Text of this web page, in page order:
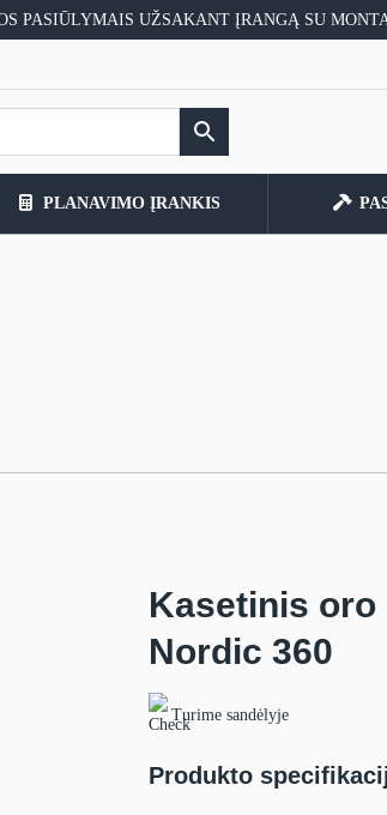
PASIŪLYMAIS UŽSAKANT ĮRANGĄ SU
PLANAVIMO ĮRANKIS
Kasetinis
Nordic 360
Turime sandėlyje
Produkto